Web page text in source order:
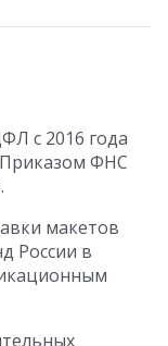
с 2016 года
ФНС
макетов
России в